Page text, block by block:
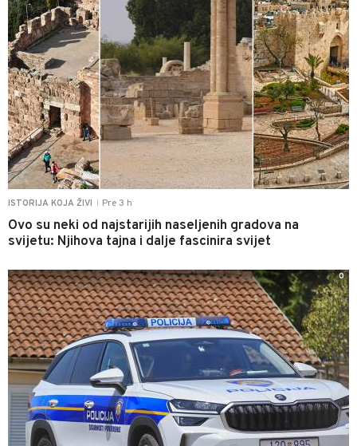
ISTORIJA KOJA ŽIVI Pre 3 h
Ovo su neki od najstarijih naseljenih gradova na
svijetu: Njihova tajna i dalje fascinira svijet
0